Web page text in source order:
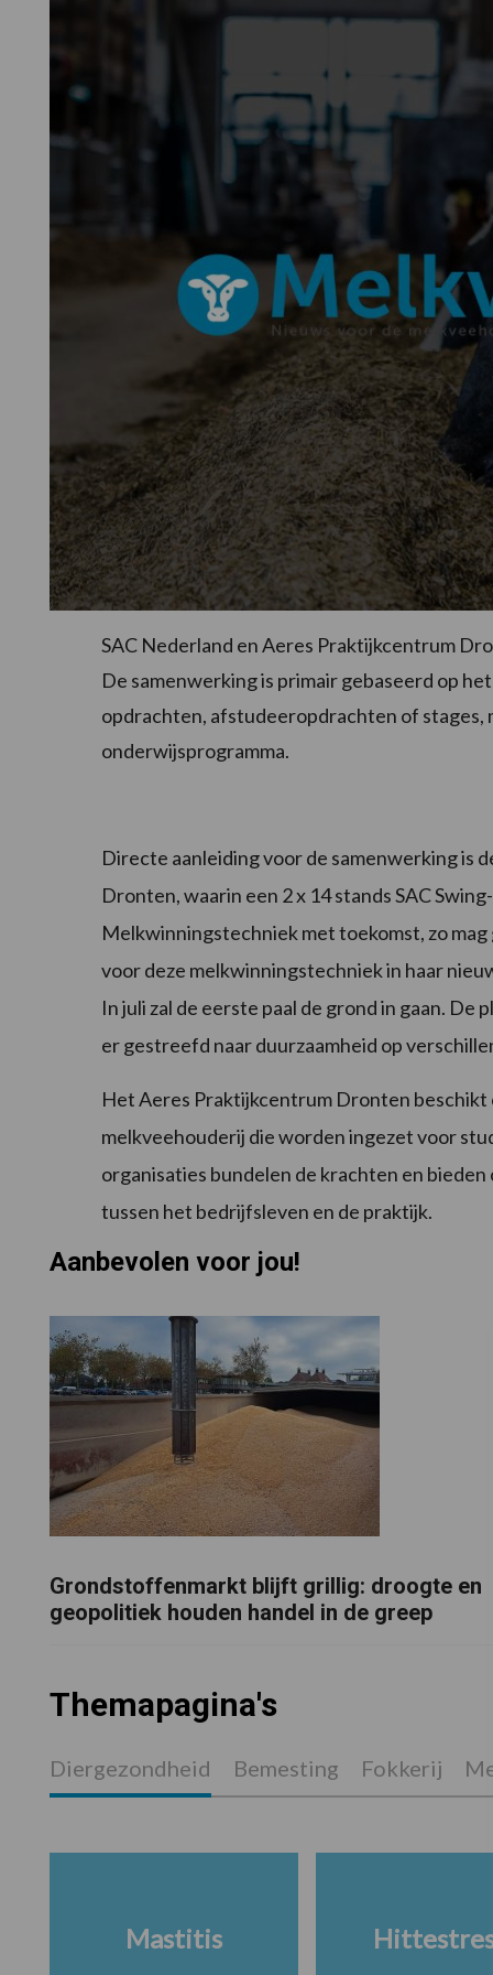
SAC Nederland en Aeres Praktijkcentrum
De samenwerking is primair gebaseerd op
opdrachten, afstudeeropdrachten of stages,
onderwijsprogramma.
Directe aanleiding voor de samenwerking is
Dronten, waarin een 2 x 14 stands SAC
Melkwinningstechniek met toekomst, zo
voor deze melkwinningstechniek in haar
In juli zal de eerste paal de grond in gaan.
er gestreefd naar duurzaamheid op
Het Aeres Praktijkcentrum Dronten
melkveehouderij die worden ingezet voor
organisaties bundelen de krachten en
tussen het bedrijfsleven en de praktijk.
Aanbevolen voor jou!
Grondstoffenmarkt blijft grillig: droogte en
geopolitiek houden handel in de greep
Themapagina's
Diergezondheid Bemesting Fokkerij
Mastitis